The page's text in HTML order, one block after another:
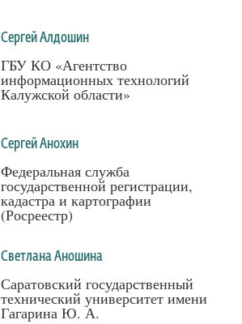
Сергей Алдошин
ГБУ КО «Агентство
информационных технологий
Калужской области»
Сергей Анохин
Федеральная служба
государственной регистрации,
кадастра и картографии
(Росреестр)
Светлана Аношина
Саратовский государственный
технический университет имени
Гагарина Ю. А.